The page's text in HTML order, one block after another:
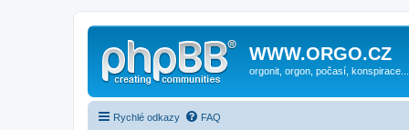
WWW.ORGO.CZ
orgonit, orgon, počasí, konspirace...
Rychlé odkazy FAQ